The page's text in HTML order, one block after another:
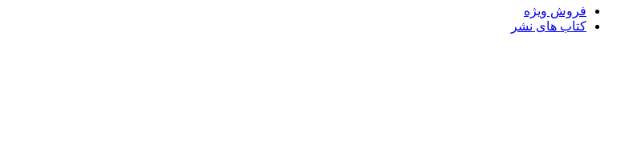
فروش ویژه
کتاب های نشر